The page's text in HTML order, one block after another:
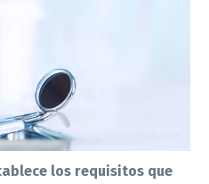
los requisitos que